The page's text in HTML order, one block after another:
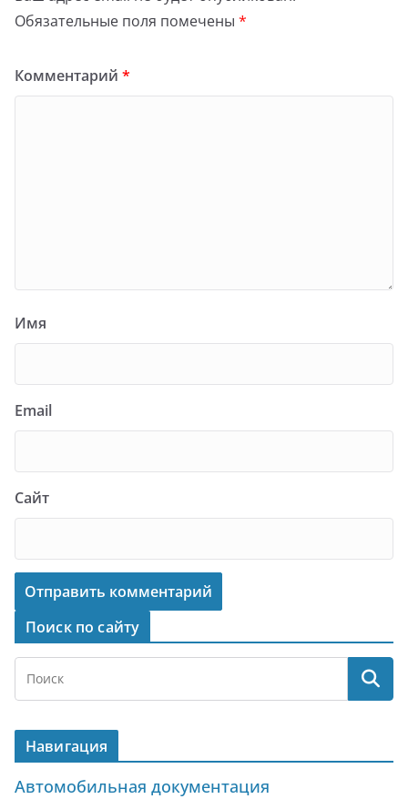
Обязательные поля помечены *
Комментарий *
Имя
Email
Сайт
Поиск по сайту
Навигация
Автомобильная документация